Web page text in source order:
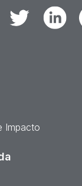
Twitter Linkedin
Impacto